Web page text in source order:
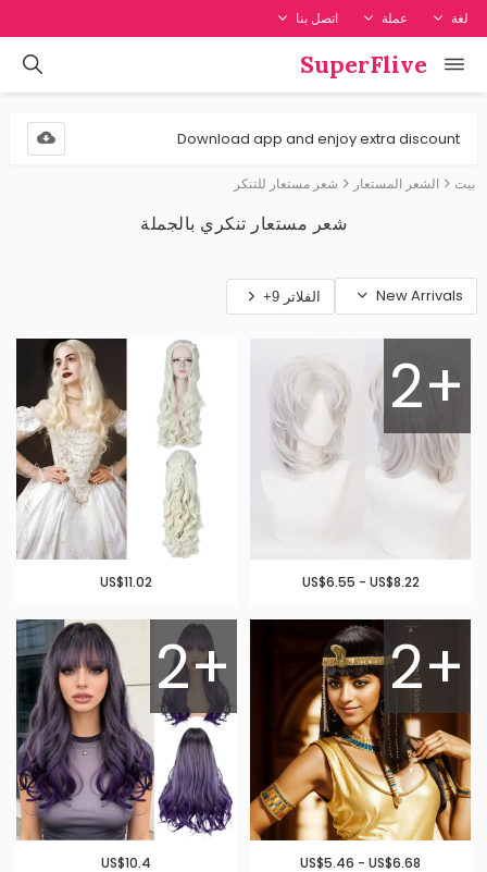
لغة عملة اتصل بنا
SuperFlive
Download app and enjoy extra discount
بيت الشعر المستعار شعر مستعار للتنكر
شعر مستعار تنكري بالجملة
New Arrivals الفلاتر 9+
2+
US$6.55 - US$8.22
US$11.02
2+
US$5.46 - US$6.68
2+
US$10.4